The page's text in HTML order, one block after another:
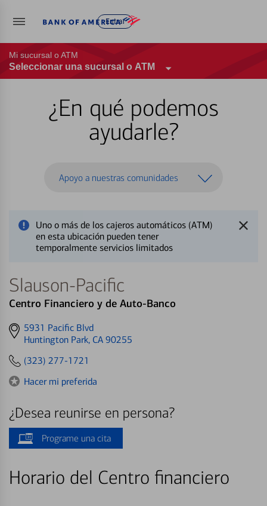
Entrar
Mi sucursal o ATM
Seleccionar una sucursal o ATM
¿En qué podemos
ayudarle?
Apoyo a nuestras comunidades
Uno o más de los cajeros automáticos (ATM)
en esta ubicación pueden tener
temporalmente servicios limitados
Slauson-Pacific
Centro Financiero y de Auto-Banco
Get
directions
5931 Pacific Blvd
Huntington Park, CA 90255
(323) 277-1721
Hacer mi preferida
¿Desea reunirse en persona?
Programe una cita
Horario del Centro financiero